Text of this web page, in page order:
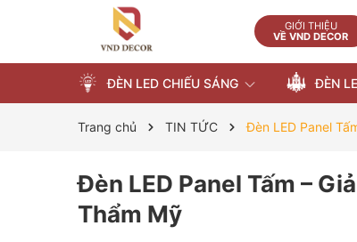
GIỚI THIỆU
VỀ VND DECOR
ĐÈN LED CHIẾU SÁNG ĐÈN
Trang chủ TIN TỨC Đèn LED Panel
Đèn LED Panel Tấm –
Thẩm Mỹ